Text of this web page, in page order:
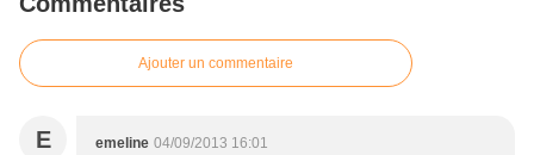
Ajouter un commentaire
E emeline 04/09/2013 16:01